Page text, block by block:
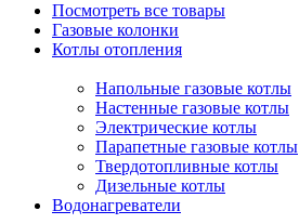
Посмотреть все товары
Газовые колонки
Котлы отопления
Напольные газовые котлы
Настенные газовые котлы
Электрические котлы
Парапетные газовые котлы
Твердотопливные котлы
Дизельные котлы
Водонагреватели